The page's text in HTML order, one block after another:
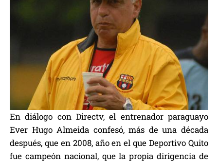
En diálogo con Directv, el entrenador paraguayo
Ever Hugo Almeida confesó, más de una década
después, que en 2008, año en el que Deportivo Quito
fue campeón nacional, que la propia dirigencia de